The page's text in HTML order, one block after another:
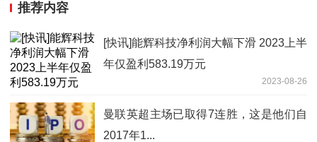
推荐内容
[快讯]能辉科技净利润大幅下滑 2023上半
年仅盈利583.19万元
2023-08-26
曼联英超主场已取得7连胜，这是他们自
2017年1...